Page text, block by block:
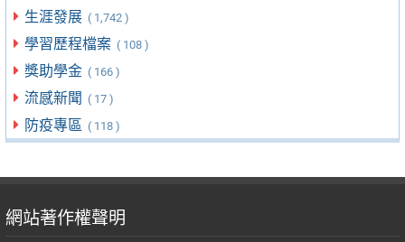
生涯發展 ( 1,742 )
學習歷程檔案 ( 108 )
獎助學金 ( 166 )
流感新聞 ( 17 )
防疫專區 ( 118 )
網站著作權聲明